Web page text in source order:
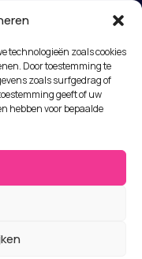
technologieën zoals cookies
Door toestemming te
zoals surfgedrag of
geeft of uw
hebben voor bepaalde
voorwaarden
a complaint